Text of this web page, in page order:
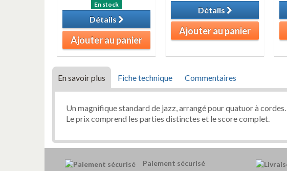
En stock
Détails
Ajouter au panier
Détails
Ajouter au panier
En savoir plus Fiche technique Commentaires
Un magnifique standard de jazz, arrangé pour quatuor à cordes.
Le prix comprend les parties distinctes et le score complet.
Paiement sécurisé